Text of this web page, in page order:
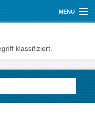
MENU
klassifiziert.